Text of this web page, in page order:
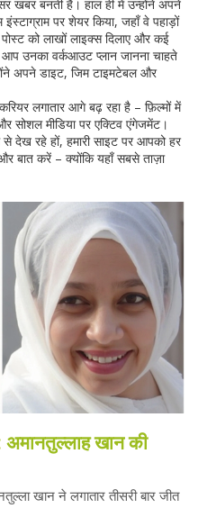
खबर बनती है। हाल ही में उन्होंने अपने
पर शेयर किया, जहाँ वे पहाड़ों
को लाखों लाइक्स दिलाए और कई
उनका वर्कआउट प्लान जानना चाहते
अपने डाइट, जिम टाइमटेबल और
लगातार आगे बढ़ रहा है – फ़िल्मों में
सोशल मीडिया पर एक्टिव एंगेजमेंट।
देख रहे हों, हमारी साइट पर आपको हर
बात करें – क्योंकि यहाँ सबसे ताज़ा
खान की
खान ने लगातार तीसरी बार जीत